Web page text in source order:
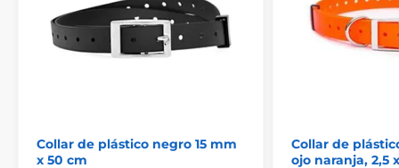
Collar de plástico negro 15 mm
x 50 cm
Collar de
ojo naranja, 2,5